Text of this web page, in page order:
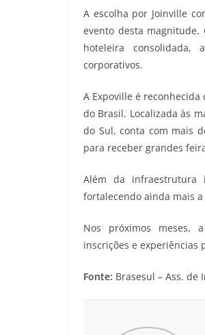
A escolha por Joinville
evento desta magnitude.
hoteleira consolidada,
corporativos.
A Expoville é
do Brasil. Localizada às
do Sul, conta com mais
para receber grandes
Além da infraestrutura
fortalecendo ainda mais
Nos próximos meses,
inscrições e experiências
Fonte: Brasesul – Ass. de